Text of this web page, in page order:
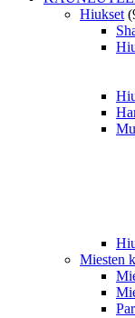
Hiukset
Miesten